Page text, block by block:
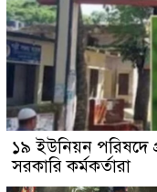
১৯ ইউনিয়ন পরিষদে
সরকারি কর্মকর্তারা